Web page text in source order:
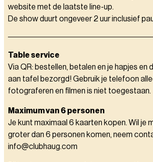
website met de laatste line-up.
De show duurt ongeveer 2 uur inclusief
Table service
Via QR: bestellen, betalen en je hapjes en
aan tafel bezorgd! Gebruik je telefoon
fotograferen en filmen is niet toegestaan.
Maximum van 6 personen
Je kunt maximaal 6 kaarten kopen. Wil je
groter dan 6 personen komen, neem
info@clubhaug.com